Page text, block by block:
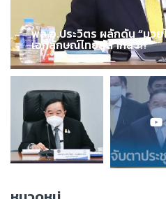
พล.อ.ประวิตร ผลักดัน “มวย
เอกลักษณ์ไทยสู่สากล !!!